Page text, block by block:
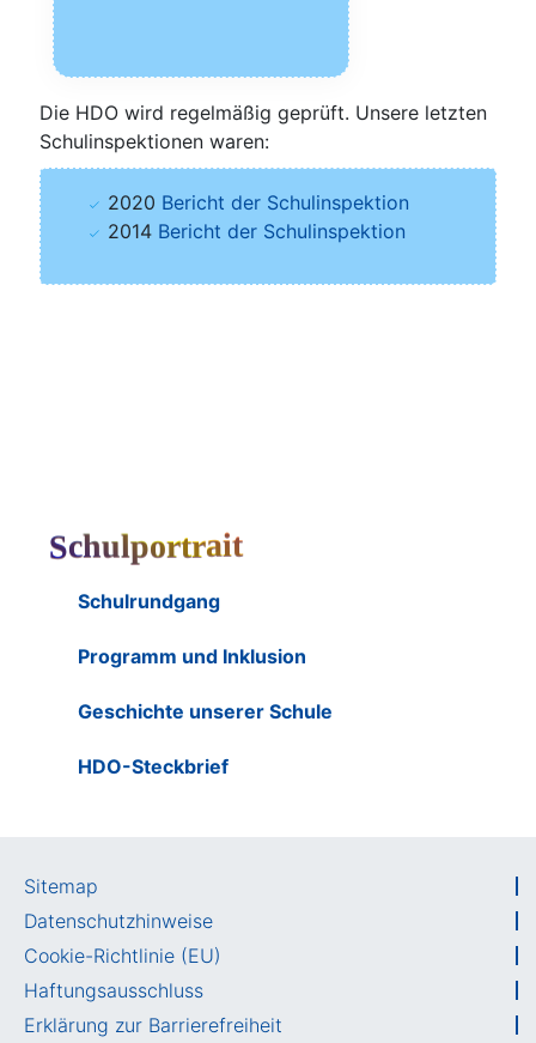
Die HDO wird regel­mä­ßig geprüft. Unse­re letz­ten
Schul­in­spek­tio­nen waren:
2020 Bericht der Schulinspektion
2014 Bericht der Schulinspektion
Schulportrait
Schulrundgang
Programm und Inklusion
Geschichte unserer Schule
HDO-Steckbrief
Sitemap
Datenschutzhinweise
Cookie-Richtlinie (EU)
Haftungsausschluss
Erklärung zur Barrierefreiheit